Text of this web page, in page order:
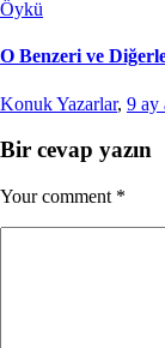
Öykü
O Benzeri ve
Konuk Yazarlar, 9 ay
Bir cevap yazın
Your comment *